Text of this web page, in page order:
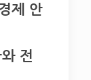
제 안
전